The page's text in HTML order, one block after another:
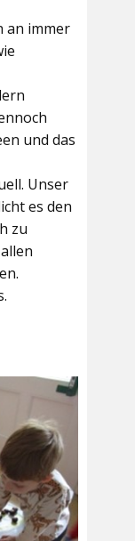
an immer
und das
Unser
es den
zu